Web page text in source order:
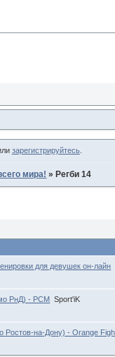
зарегистрируйтесь.
мира! » Регби 14
для девушек он-лайн
РнД) - РСМ Sport'iK
Ростов-на-Дону) - Orange